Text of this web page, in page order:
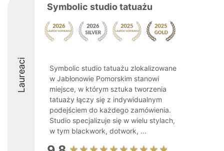
Laureaci
Symbolic studio tatuażu
Symbolic studio tatuażu zlokalizowane
w Jabłonowie Pomorskim stanowi
miejsce, w którym sztuka tworzenia
tatuaży łączy się z indywidualnym
podejściem do każdego zamówienia.
Studio specjalizuje się w wielu stylach,
w tym blackwork, dotwork, ...